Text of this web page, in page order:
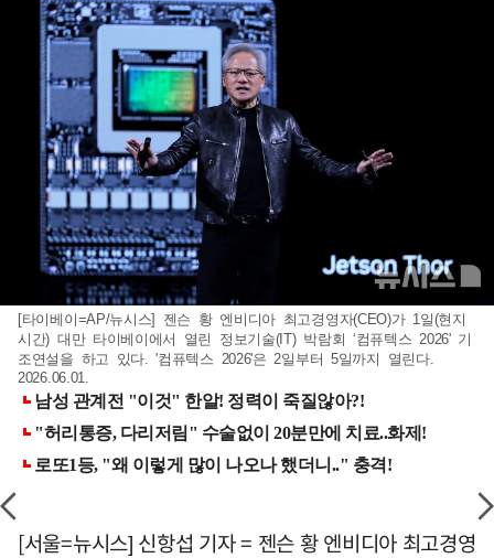
[타이베이=AP/뉴시스] 젠슨 황 엔비디아 최고경영자(CEO)가 1일(현지
시간) 대만 타이베이에서 열린 정보기술(IT) 박람회 ‘컴퓨텍스 2026' 기
조연설을 하고 있다. '컴퓨텍스 2026'은 2일부터 5일까지 열린다.
2026.06.01.
[서울=뉴시스] 신항섭 기자 = 젠슨 황 엔비디아 최고경영